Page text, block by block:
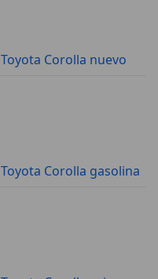
Toyota Corolla nuevo
Toyota Corolla gasolina